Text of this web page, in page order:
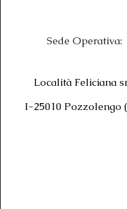
Sede Operativa:
Località Feliciana
I-25010 Pozzolengo